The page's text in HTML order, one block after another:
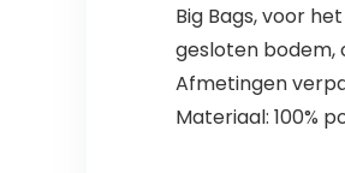
Big Bags, voor
gesloten bodem,
Afmetingen
Materiaal: 100%